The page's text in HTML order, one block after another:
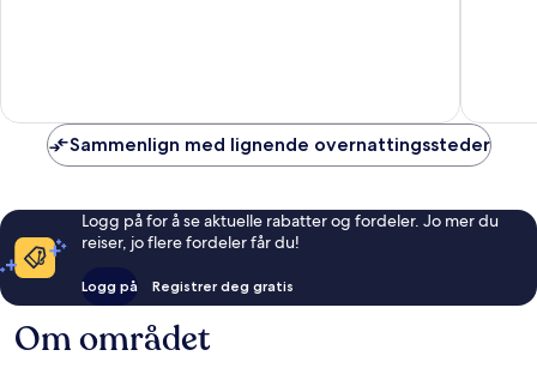
Sammenlign med lignende overnattingssteder
Logg på for å se aktuelle rabatter og fordeler. Jo mer du
reiser, jo flere fordeler får du!
Logg på Registrer deg gratis
Om området